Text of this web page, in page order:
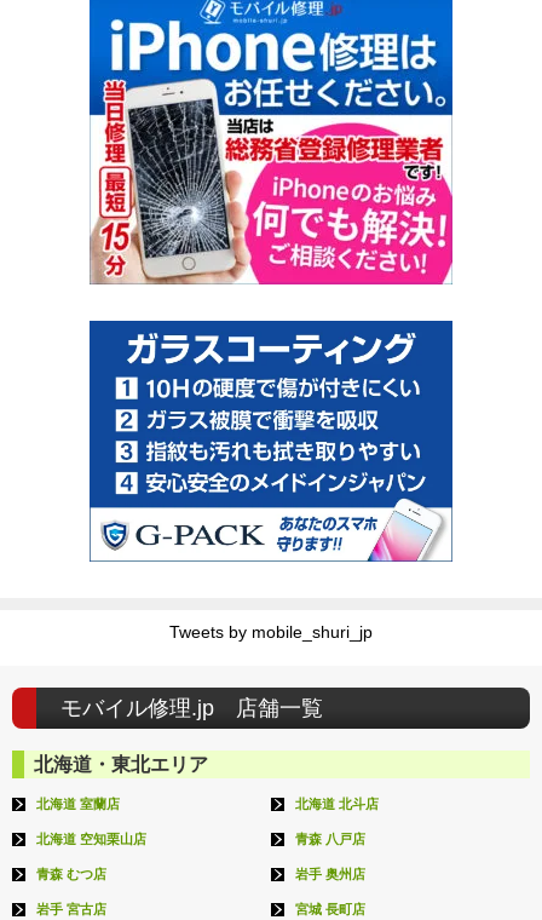
Tweets by mobile_shuri_jp
モバイル修理.jp 店舗一覧
北海道・東北エリア
北海道 室蘭店 北海道 北斗店
北海道 空知栗山店 青森 八戸店
青森 むつ店 岩手 奥州店
岩手 宮古店 宮城 長町店